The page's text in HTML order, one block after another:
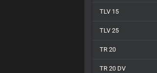
TLV 15
TLV 25
TR 20
TR 20 DV